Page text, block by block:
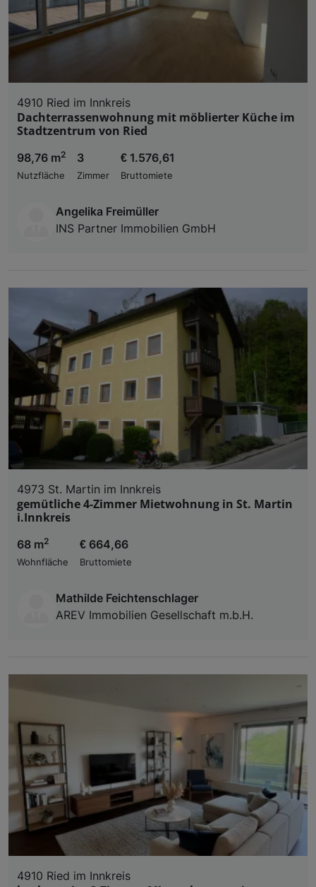
4910 Ried im Innkreis
Dachterrassenwohnung mit möblierter Küche im
Stadtzentrum von Ried
98,76 m2
Nutzfläche
3
Zimmer
€ 1.576,61
Bruttomiete
Angelika Freimüller
INS Partner Immobilien GmbH
4973 St. Martin im Innkreis
gemütliche 4-Zimmer Mietwohnung in St. Martin
i.Innkreis
68 m2
Wohnfläche
€ 664,66
Bruttomiete
Mathilde Feichtenschlager
AREV Immobilien Gesellschaft m.b.H.
4910 Ried im Innkreis